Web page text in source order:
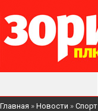
Главная » Новости » Спорт